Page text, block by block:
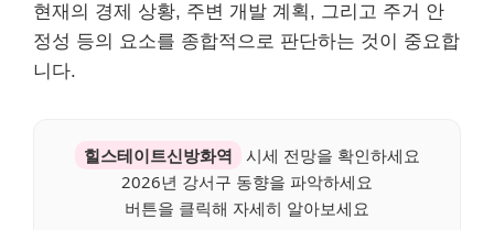
현재의 경제 상황, 주변 개발 계획, 그리고 주거 안
정성 등의 요소를 종합적으로 판단하는 것이 중요합
니다.
힐스테이트신방화역
시세 전망을 확인하세요
2026년 강서구 동향을 파악하세요
버튼을 클릭해 자세히 알아보세요